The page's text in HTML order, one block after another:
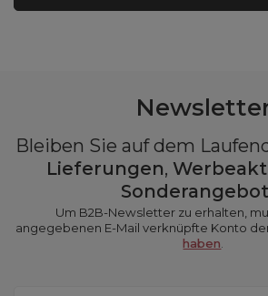
Bleiben Sie auf dem
Lieferungen,
Um B2B-Newsletter zu erhalten,
angegebenen E-Mail verknüpfte Konto
haben